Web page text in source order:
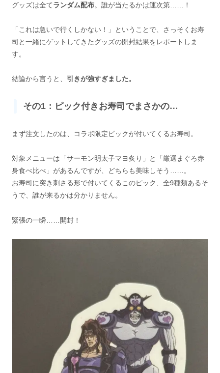
グッズは全てランダム配布。誰が当たるかは運次第……！
「これは急いで行くしかない！」ということで、さっそくお寿
司と一緒にゲットしてきたグッズの開封結果をレポートしま
す。
結論から言うと、 引きが強すぎました。
その1：ピック付きお寿司でまさかの…
まず注文したのは、コラボ限定ピックが付いてくるお寿司。
対象メニューは「サーモン明太子マヨ炙り」と「厳選まぐろ赤
身食べ比べ」があるんですが、どちらも美味しそう……。
お寿司に突き刺さる形で付いてくるこのピック、全9種類あるそ
うで、誰が来るかは分かりません。
緊張の一瞬……開封！